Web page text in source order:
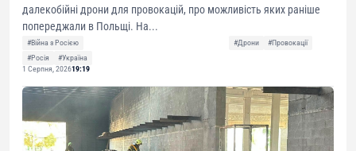
далекобійні дрони для провокацій, про можливість яких раніше
попереджали в Польщі. На...
#Війна з Росією #Дрони
#Провокації
#Росія
#Україна
1 Серпня, 202619:19